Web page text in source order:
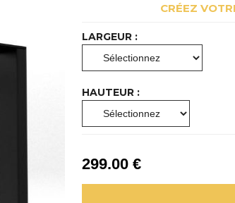
CRÉEZ
LARGEUR :
HAUTEUR :
299.00€